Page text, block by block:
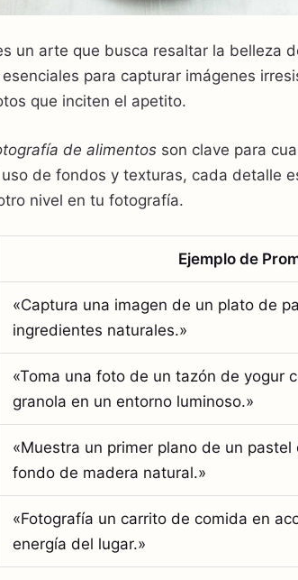
un arte que busca resaltar la belleza
para capturar imágenes
que inciten el apetito.
de alimentos son clave para
de fondos y texturas, cada detalle
nivel en tu fotografía.
Ejemplo de
«Captura una imagen de un plato de
ingredientes naturales.»
«Toma una foto de un tazón de yogur
granola en un entorno luminoso.»
«Muestra un primer plano de un
fondo de madera natural.»
«Fotografía un carrito de comida en
energía del lugar.»